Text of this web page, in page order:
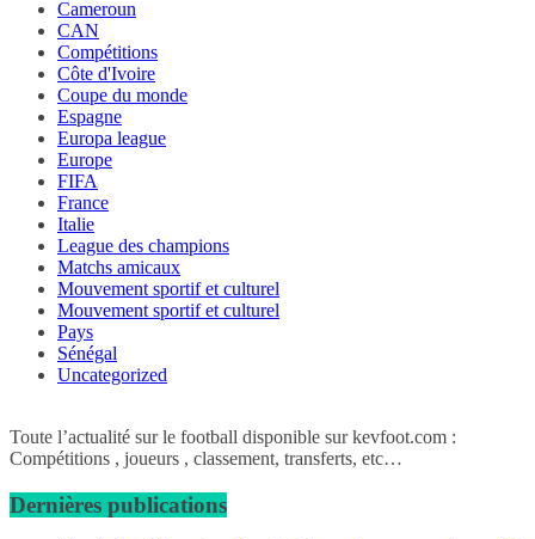
Cameroun
CAN
Compétitions
Côte d'Ivoire
Coupe du monde
Espagne
Europa league
Europe
FIFA
France
Italie
League des champions
Matchs amicaux
Mouvement sportif et culturel
Mouvement sportif et culturel
Pays
Sénégal
Uncategorized
Toute l’actualité sur le football disponible sur kevfoot.com :
Compétitions , joueurs , classement, transferts, etc…
Dernières publications